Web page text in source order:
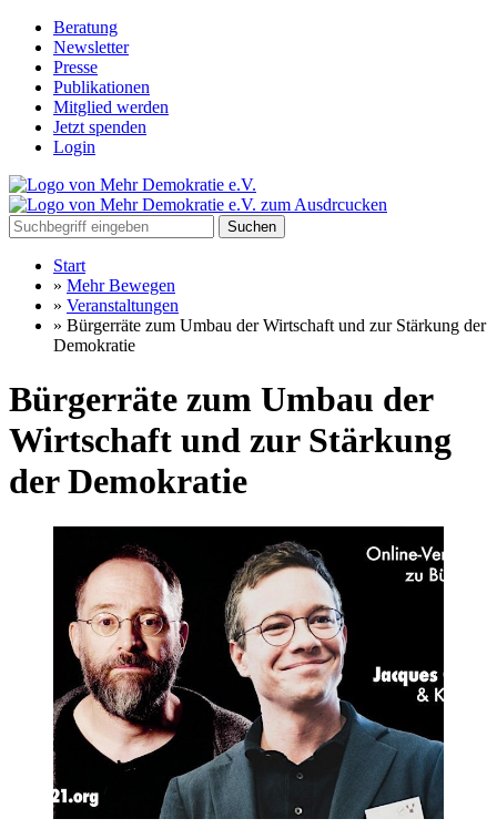
Beratung
Newsletter
Presse
Publikationen
Mitglied werden
Jetzt spenden
Login
Suchen
Start
» Mehr Bewegen
» Veranstaltungen
» Bürgerräte zum Umbau der Wirtschaft und zur Stärkung der
Demokratie
Bürgerräte zum Umbau der
Wirtschaft und zur Stärkung
der Demokratie